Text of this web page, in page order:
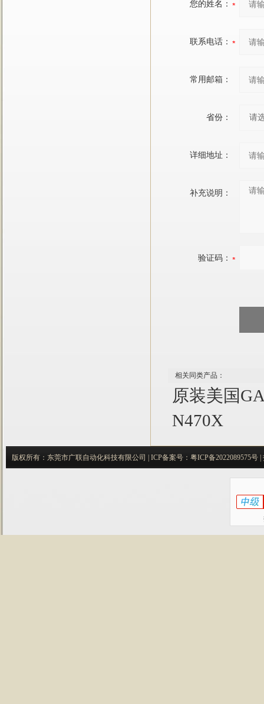
您的姓名：
联系电话：
常用邮箱：
省份：
详细地址：
补充说明：
验证码：
相关同类产品：
原装美国
N470X
版权所有：东莞市广联自动化科技有限公司 | ICP备案号： 粤ICP备2022089575号|